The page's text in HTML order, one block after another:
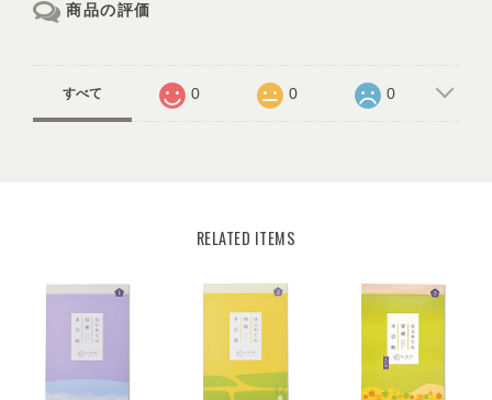
商品の評価
すべて 0 0 0
RELATED ITEMS